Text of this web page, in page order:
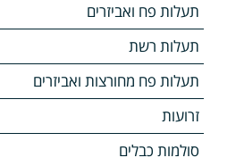
תעלות פח ואביזרים
תעלות רשת
תעלות פח מחורצות ואביזרים
זרועות
סולמות כבלים